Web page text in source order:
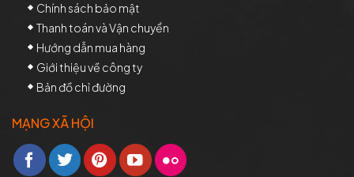
Chính sách bảo mật
Thanh toán và Vận chuyển
Hướng dẫn mua hàng
Giới thiệu về công ty
Bản đồ chỉ đường
MẠNG XÃ HỘI